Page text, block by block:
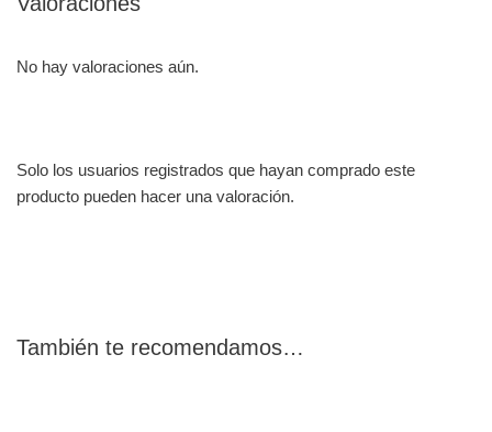
No hay valoraciones aún.
Solo los usuarios registrados que hayan comprado este
producto pueden hacer una valoración.
También te recomendamos…